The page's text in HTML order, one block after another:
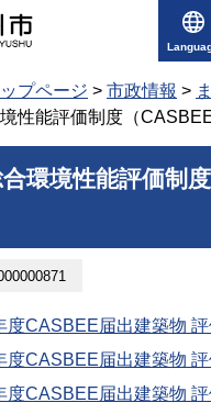
ップページ > 市政情報 >
性能評価制度（CASBEE
環境性能評価制
度CASBEE届出建築物
度CASBEE届出建築物
度CASBEE届出建築物